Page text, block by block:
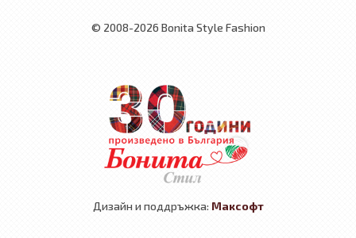
© 2008-2026 Bonita Style Fashion
Дизайн и поддръжка: Максофт